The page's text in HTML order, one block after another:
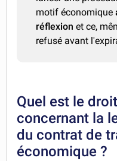
motif économique
réflexion et ce,
refusé avant
Quel est le
concernant la
du contrat de
économique ?